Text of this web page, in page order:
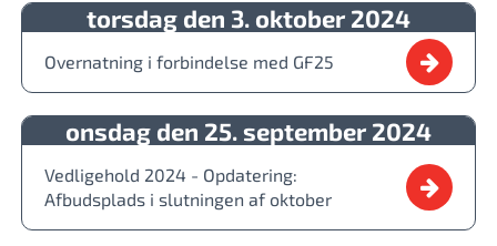
torsdag den 3. oktober 2024
Overnatning i forbindelse med GF25
onsdag den 25. september 2024
Vedligehold 2024 - Opdatering:
Afbudsplads i slutningen af oktober